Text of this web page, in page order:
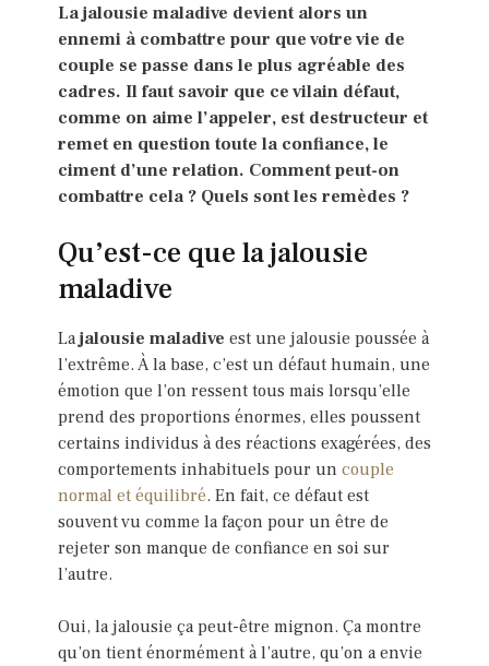
La jalousie maladive devient alors un
ennemi à combattre pour que votre vie de
couple se passe dans le plus agréable des
cadres. Il faut savoir que ce vilain défaut,
comme on aime l’appeler, est destructeur et
remet en question toute la confiance, le
ciment d’une relation. Comment peut-on
combattre cela ? Quels sont les remèdes ?
Qu’est-ce que la jalousie
maladive
La jalousie maladive est une jalousie poussée à
l’extrême. À la base, c’est un défaut humain, une
émotion que l’on ressent tous mais lorsqu’elle
prend des proportions énormes, elles poussent
certains individus à des réactions exagérées, des
comportements inhabituels pour un couple
normal et équilibré. En fait, ce défaut est
souvent vu comme la façon pour un être de
rejeter son manque de confiance en soi sur
l’autre.
Oui, la jalousie ça peut-être mignon. Ça montre
qu’on tient énormément à l’autre, qu’on a envie